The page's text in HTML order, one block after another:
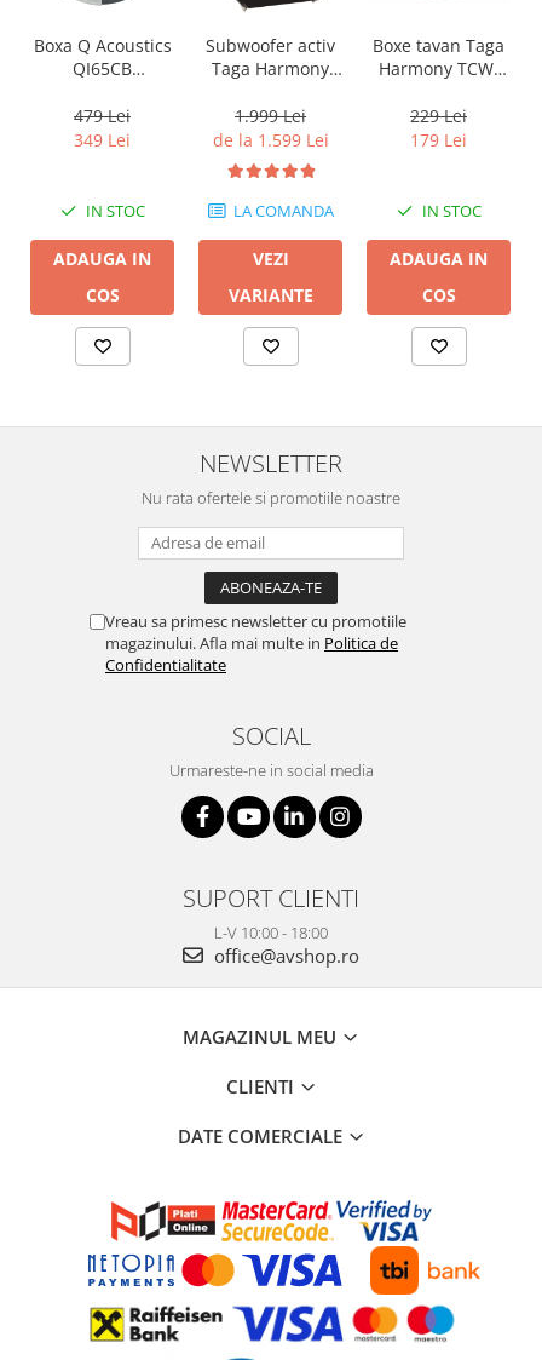
Boxa Q Acoustics
QI65CB
Ceiling (1 buc)
479 Lei
349 Lei
IN STOC
ADAUGA IN
COS
Subwoofer activ
Taga Harmony
v3
1.999 Lei
de la 1.599 Lei
LA COMANDA
VEZI
VARIANTE
Boxe tavan Taga
Harmony TCW-
229 Lei
179 Lei
IN STOC
ADAUGA IN
COS
NEWSLETTER
Nu rata ofertele si promotiile noastre
Vreau sa primesc newsletter cu promotiile
magazinului. Afla mai multe in Politica de
Confidentialitate
SOCIAL
Urmareste-ne in social media
SUPORT CLIENTI
L-V 10:00 - 18:00
office@avshop.ro
MAGAZINUL MEU
CLIENTI
DATE COMERCIALE